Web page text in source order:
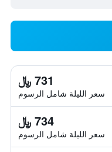
731 ﷼
سعر الليلة شامل الرسوم
734 ﷼
سعر الليلة شامل الرسوم